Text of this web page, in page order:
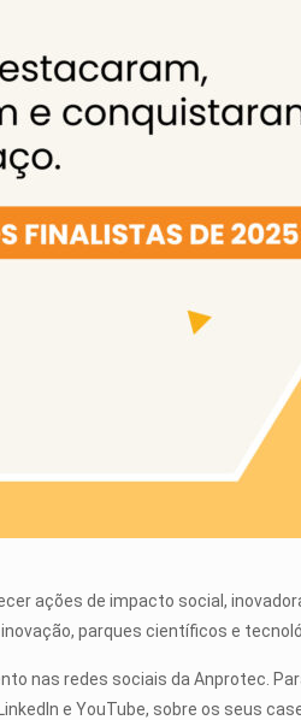
ações de impacto social,
parques científicos e
nas redes sociais da Anprotec.
e YouTube, sobre os seus